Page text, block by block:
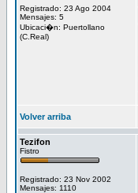
Registrado: 23 Ago 2004
Mensajes: 5
Ubicaci�n: Puertollano
(C.Real)
Volver arriba
Tezifon
Fistro
Registrado: 23 Nov 2002
Mensajes: 1110